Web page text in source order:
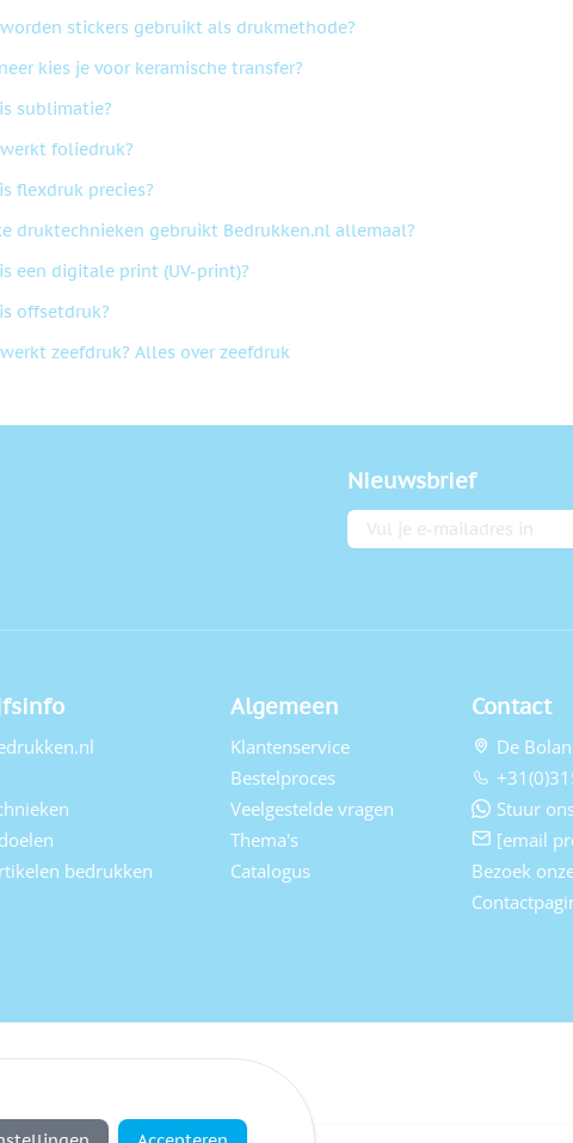
stickers gebruikt als drukmethode?
kies je voor keramische transfer?
sublimatie?
foliedruk?
flexdruk precies?
druktechnieken gebruikt Bedrukken.nl allemaal?
een digitale print (UV-print)?
offsetdruk?
zeefdruk? Alles over zeefdruk
Nieuwsbrief
E-mailadres
bedrukken
Algemeen
Klantenservice
Bestelproces
Veelgestelde vragen
Thema's
Catalogus
Contact
De
Stuur
[email
Bezoek